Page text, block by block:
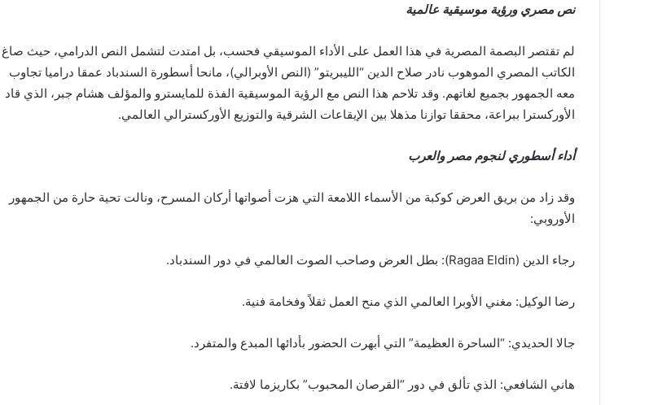
نص مصري ورؤية موسيقية عالمية
لم تقتصر البصمة المصرية في هذا العمل على الأداء الموسيقي فحسب، بل امتدت لتشمل النص الدرامي، حيث صاغ
الكاتب المصري الموهوب نادر صلاح الدين “الليبريتو” (النص الأوبرالي)، مانحا أسطورة السندباد عمقا دراميا تجاوب
معه الجمهور بجميع لغاتهم. وقد تلاحم هذا النص مع الرؤية الموسيقية الفذة للمايسترو والمؤلف هشام جبر، الذي قاد
الأوركسترا ببراعة، محققا توازنا مذهلا بين الإيقاعات الشرقية والتوزيع الأوركسترالي العالمي.
أداء أسطوري لنجوم مصر والعرب
وقد زاد من بريق العرض كوكبة من الأسماء اللامعة التي هزت أصواتها أركان المسرح، ونالت تحية حارة من الجمهور
الأوروبي:
رجاء الدين (Ragaa Eldin): بطل العرض وصاحب الصوت العالمي في دور السندباد.
رضا الوكيل: مغني الأوبرا العالمي الذي منح العمل ثقلاً وفخامة فنية.
جالا الحديدي: “الساحرة العظيمة” التي أبهرت الحضور بأدائها المبدع والمتفرد.
هاني الشافعي: الذي تألق في دور “القرصان المحبوب” بكاريزما لافتة.